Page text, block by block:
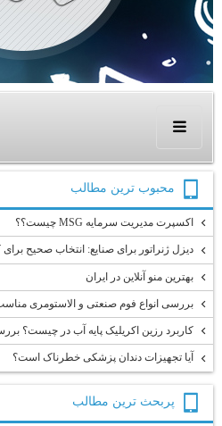
محبوب ترين مطالب
اکسپرت مدیریت سرمایه MSG چیست؟؟
دیزل ژنراتور برای صنایع: انتخاب صحیح
بهترین منو آنلاین در ایران
بررسی انواع فوم صنعتی و الاستومری مناسب
کاربرد رزین اکریلیک پایه آب در چیست؟
آیا تجهیزات دندان پزشکی خطرناک است؟
پربحث ترين مطالب